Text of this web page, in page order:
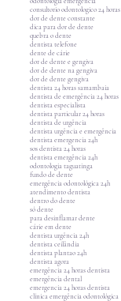
consultorio odontologico 24 horas
dor de dente constante
dica para dor de dente
quebra o dente
dentista telefone
dente de cárie
dor de dente e gengiva
dor de dente na gengiva
dor de dente gengiva
dentista 24 horas samambaia
dentista de emergência 24 horas
dentista especialista
dentista particular 24 horas
dentista de urgência
dentista urgência e emergência
dentista emergencia 24h
sos dentista 24 horas
dentista emergência 24h
odontologia taguatinga
fundo de dente
emergência odontológica 24h
atendimento dentista
dentro do dente
só dente
para desinflamar dente
cárie em dente
dentista urgência 24h
dentista ceilândia
dentista plantao 24h
dentista agora
emergência 24 horas dentista
emergência dental
emergencia 24 horas dentista
clínica emergência odontológica